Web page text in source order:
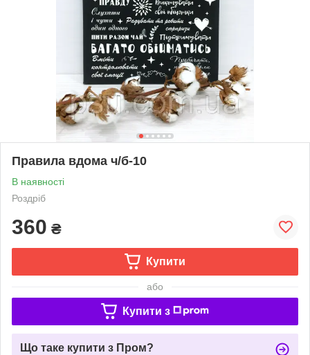
Правила вдома ч/б-10
В наявності
Роздріб
360 ₴
Купити
або
Купити з
Що таке купити з Пром?